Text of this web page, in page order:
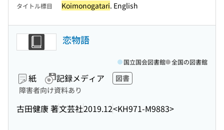
タイトル標目 Koimonogatari. English
恋物語
紙 記録メディア
図書
障害者向け資料あり
古田健康 著文芸社2019.12<KH971-M9883>
国立国会図書館 全国の図書館